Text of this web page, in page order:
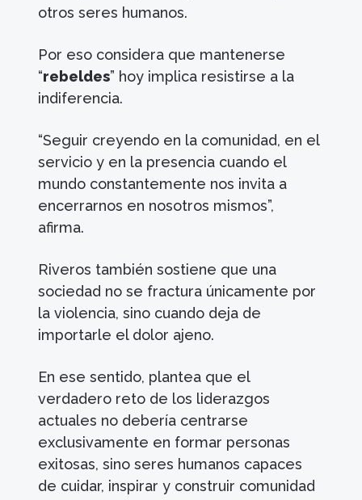
otros seres humanos.
Por eso considera que mantenerse
“rebeldes” hoy implica resistirse a la
indiferencia.
“Seguir creyendo en la comunidad, en el
servicio y en la presencia cuando el
mundo constantemente nos invita a
encerrarnos en nosotros mismos”,
afirma.
Riveros también sostiene que una
sociedad no se fractura únicamente por
la violencia, sino cuando deja de
importarle el dolor ajeno.
En ese sentido, plantea que el
verdadero reto de los liderazgos
actuales no debería centrarse
exclusivamente en formar personas
exitosas, sino seres humanos capaces
de cuidar, inspirar y construir comunidad